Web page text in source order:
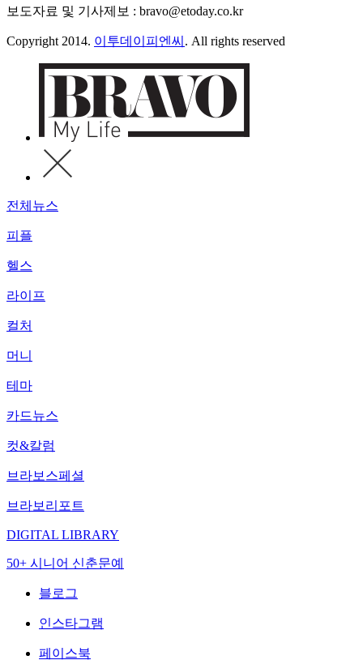
보도자료 및 기사제보 : bravo@etoday.co.kr
Copyright 2014. 이투데이피엔씨 . All rights reserved
전체뉴스
피플
헬스
라이프
컬처
머니
테마
카드뉴스
컷&칼럼
브라보스페셜
브라보리포트
DIGITAL LIBRARY
50+ 시니어 신춘문예
블로그
인스타그램
페이스북